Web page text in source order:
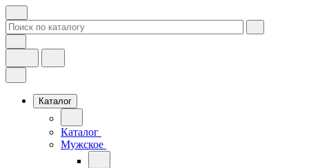
Каталог
Каталог
Мужское